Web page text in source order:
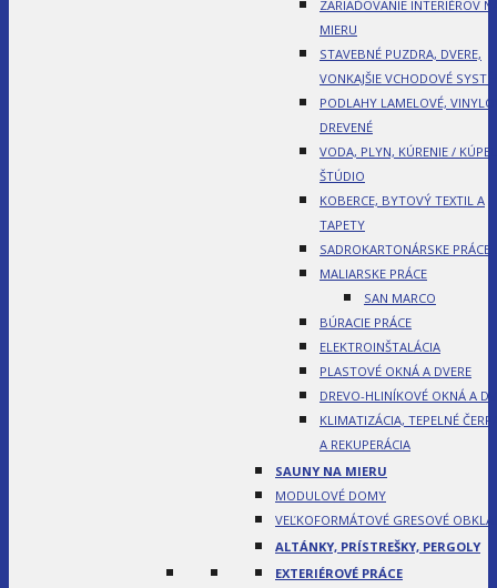
ZARIAĎOVANIE INTERIÉROV
MIERU
STAVEBNÉ PUZDRA, DVERE,
VONKAJŠIE VCHODOVÉ
PODLAHY LAMELOVÉ,
DREVENÉ
VODA, PLYN, KÚRENIE /
ŠTÚDIO
KOBERCE, BYTOVÝ TEXTIL A
TAPETY
SADROKARTONÁRSKE PRÁCE
MALIARSKE PRÁCE
SAN MARCO
BÚRACIE PRÁCE
ELEKTROINŠTALÁCIA
PLASTOVÉ OKNÁ A DVERE
DREVO-HLINÍKOVÉ OKNÁ A
KLIMATIZÁCIA, TEPELNÉ
A REKUPERÁCIA
SAUNY NA MIERU
MODULOVÉ DOMY
VEĽKOFORMÁTOVÉ GRESOVÉ
ALTÁNKY, PRÍSTREŠKY, PERGOLY
EXTERIÉROVÉ PRÁCE